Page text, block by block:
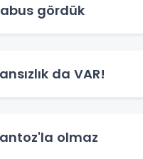
gördük
da VAR!
olmaz